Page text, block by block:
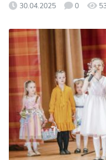
30.04.2025 0